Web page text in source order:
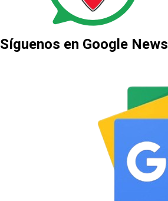
Síguenos en Google News